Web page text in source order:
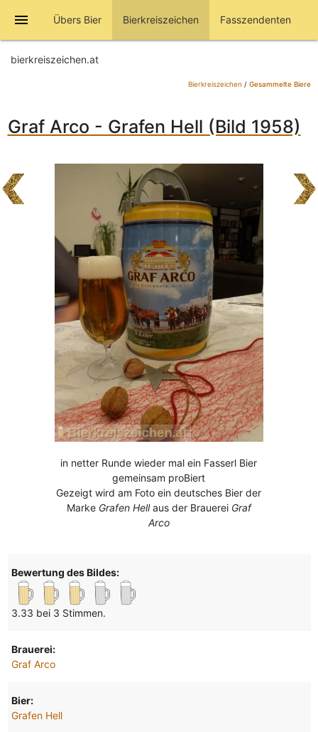
menu Übers Bier Bierkreiszeichen Fasszendenten
bierkreiszeichen.at
Bierkreiszeichen / Gesammelte Biere
Graf Arco - Grafen Hell (Bild 1958)
in netter Runde wieder mal ein Fasserl Bier
gemeinsam proBiert
Gezeigt wird am Foto ein deutsches Bier der
Marke Grafen Hellaus der Brauerei Graf
Arco
Bewertung des Bildes:
3.33 bei 3 Stimmen.
Brauerei:
Graf Arco
Bier:
Grafen Hell